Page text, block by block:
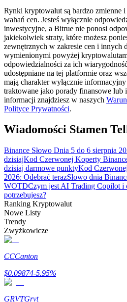
Analiza Big Data, w tym
Dowiedz się, jak zachować
Rynki kryptowalut są bardzo zmienne
wahań cen. Jesteś wyłącznie
inwestycyjne, a Bitrue nie ponosi
jakiekolwiek straty, które możesz
zewnętrznych w zakresie cen i innych
wymienionymi powyżej
odpowiedzialności za ich
udostępniane na tej platformie oraz
mają charakter wyłącznie
traktowane jako porady finansowe lub
informacji znajdziesz w naszych
Polityce Prywatności.
Wiadomości Stamen
Binance Słowo Dnia 5 do 6 sierpnia
dzisiajKod Czerwonej Koperty
dzisiaj darmowe punktyKod
2026: Odebrać terazSłowo dnia
WOTDCzym jest AI Trading Copilot i
potrzebujesz?
Ranking Kryptowalut
Nowe Listy
Trendy
Zwyżkowicze
CCCanton
$0.09874-5.95%
GRVTGrvt